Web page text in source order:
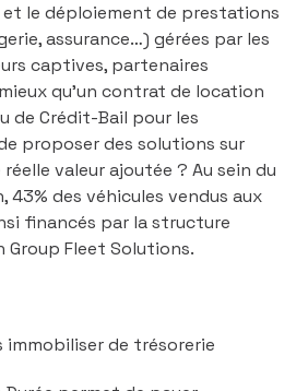
le déploiement de prestations
assurance…) gérées par les
captives, partenaires
qu’un contrat de location
de Crédit-Bail pour les
proposer des solutions sur
valeur ajoutée ? Au sein du
43% des véhicules vendus aux
financés par la structure
Group Fleet Solutions.
immobiliser de trésorerie